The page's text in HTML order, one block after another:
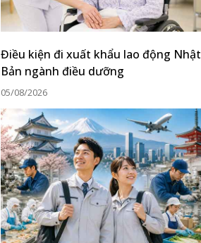
Điều kiện đi xuất khẩu lao động Nhật
Bản ngành điều dưỡng
05/08/2026